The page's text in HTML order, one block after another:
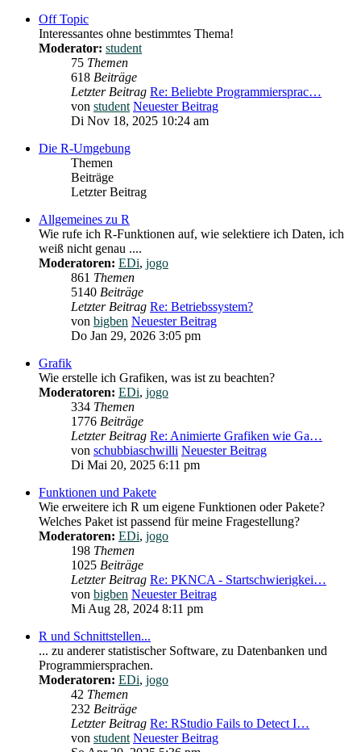
Off Topic
Interessantes ohne bestimmtes Thema!
Moderator: student
75 Themen
618 Beiträge
Letzter Beitrag Re: Beliebte Programmiersprac…
von student Neuester Beitrag
Di Nov 18, 2025 10:24 am
Die R-Umgebung
Themen
Beiträge
Letzter Beitrag
Allgemeines zu R
Wie rufe ich R-Funktionen auf, wie selektiere ich Daten, ich
weiß nicht genau ....
Moderatoren: EDi, jogo
861 Themen
5140 Beiträge
Letzter Beitrag Re: Betriebssystem?
von bigben Neuester Beitrag
Do Jan 29, 2026 3:05 pm
Grafik
Wie erstelle ich Grafiken, was ist zu beachten?
Moderatoren: EDi, jogo
334 Themen
1776 Beiträge
Letzter Beitrag Re: Animierte Grafiken wie Ga…
von schubbiaschwilli Neuester Beitrag
Di Mai 20, 2025 6:11 pm
Funktionen und Pakete
Wie erweitere ich R um eigene Funktionen oder Pakete?
Welches Paket ist passend für meine Fragestellung?
Moderatoren: EDi, jogo
198 Themen
1025 Beiträge
Letzter Beitrag Re: PKNCA - Startschwierigkei…
von bigben Neuester Beitrag
Mi Aug 28, 2024 8:11 pm
R und Schnittstellen...
... zu anderer statistischer Software, zu Datenbanken und
Programmiersprachen.
Moderatoren: EDi, jogo
42 Themen
232 Beiträge
Letzter Beitrag Re: RStudio Fails to Detect I…
von student Neuester Beitrag